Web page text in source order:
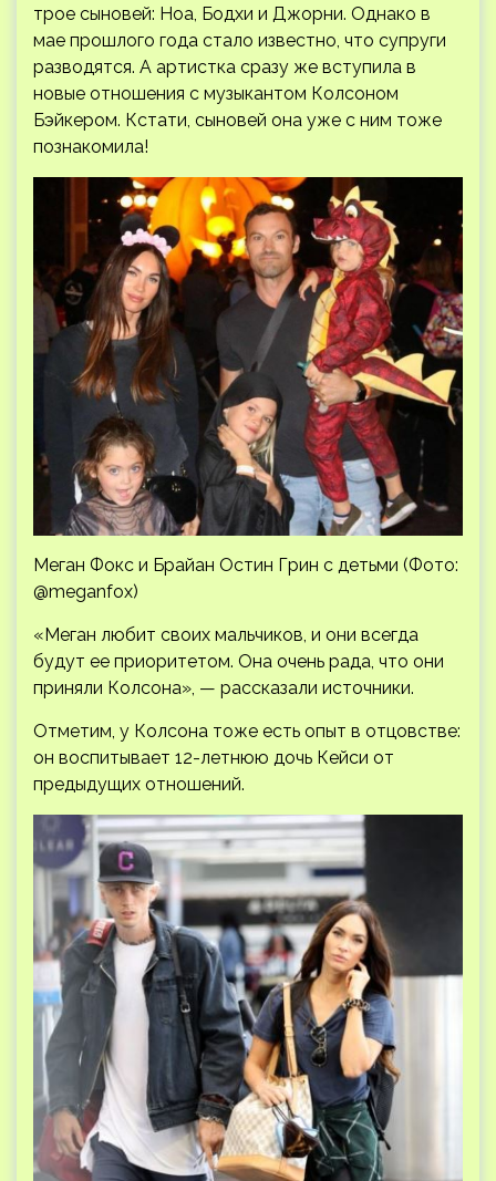
трое сыновей: Ноа, Бодхи и Джорни. Однако в
мае прошлого года стало известно, что супруги
разводятся. А артистка сразу же вступила в
новые отношения с музыкантом Колсоном
Бэйкером. Кстати, сыновей она уже с ним тоже
познакомила!
Меган Фокс и Брайан Остин Грин с детьми (Фото:
@meganfox)
«Меган любит своих мальчиков, и они всегда
будут ее приоритетом. Она очень рада, что они
приняли Колсона», — рассказали источники.
Отметим, у Колсона тоже есть опыт в отцовстве:
он воспитывает 12-летнюю дочь Кейси от
предыдущих отношений.